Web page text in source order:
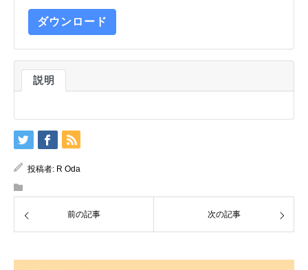
ダウンロード
説明
投稿者: R Oda
前の記事 次の記事